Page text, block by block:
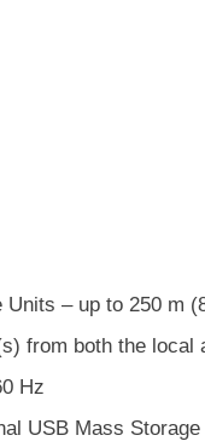
– up to 250 m
from both the local
Hz
USB Mass